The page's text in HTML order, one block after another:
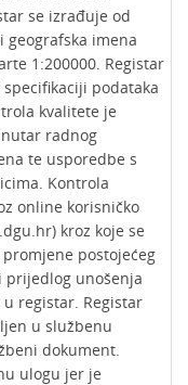
se izrađuje od
geografska imena
1:200000. Registar
specifikaciji podataka
kvalitete je
radnog
te usporedbe s
Kontrola
online korisničko
kroz koje se
postojećeg
prijedlog unošenja
registar. Registar
u službenu
dokument.
ulogu jer je